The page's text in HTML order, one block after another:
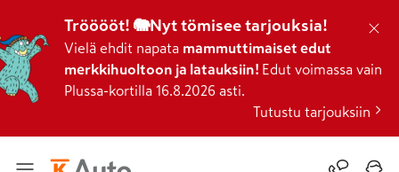
Trööööt! 🐘Nyt tömisee tarjouksia!
Vielä ehdit napata mammuttimaiset edut
merkkihuoltoon ja latauksiin! Edut voimassa vain
Plussa-kortilla 16.8.2026 asti.
Tutustu tarjouksiin